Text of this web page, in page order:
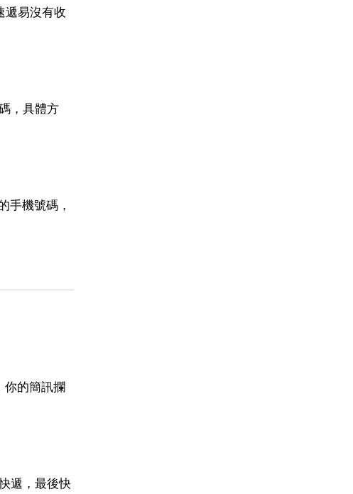
遞易沒有收
，具體方
手機號碼，
你的簡訊攔
遞，最後快